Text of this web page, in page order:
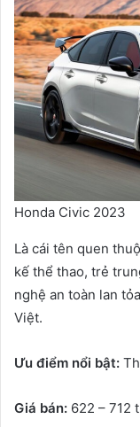
Honda Civic 2023
Là cái tên quen
kế thể thao, trẻ
nghệ an toàn lan
Việt.
Ưu điểm nổi bật:
Giá bán: 622 – 712